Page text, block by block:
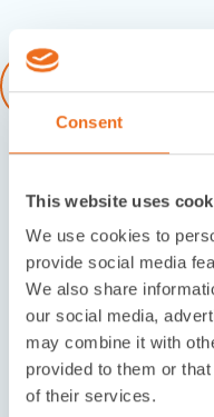
Consent
This website uses
We use cookies to
provide social media
We also share
our social media,
may combine it with
provided to them or
of their services.
Innovative
Mit unserem
Vielzahl an
Stange“
Produkt in
für
Tellerrand –
waren.